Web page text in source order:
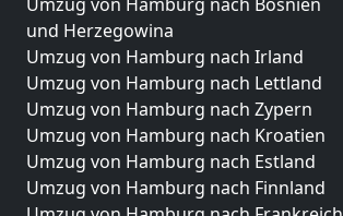
und Herzegowina
Umzug von Hamburg nach Irland
Umzug von Hamburg nach Lettland
Umzug von Hamburg nach Zypern
Umzug von Hamburg nach Kroatien
Umzug von Hamburg nach Estland
Umzug von Hamburg nach Finnland